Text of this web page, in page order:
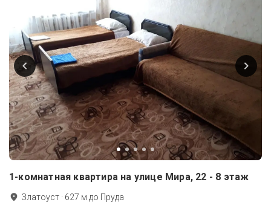
1-комнатная квартира на улице Мира, 22 - 8 этаж
Златоуст · 627 м до Пруда